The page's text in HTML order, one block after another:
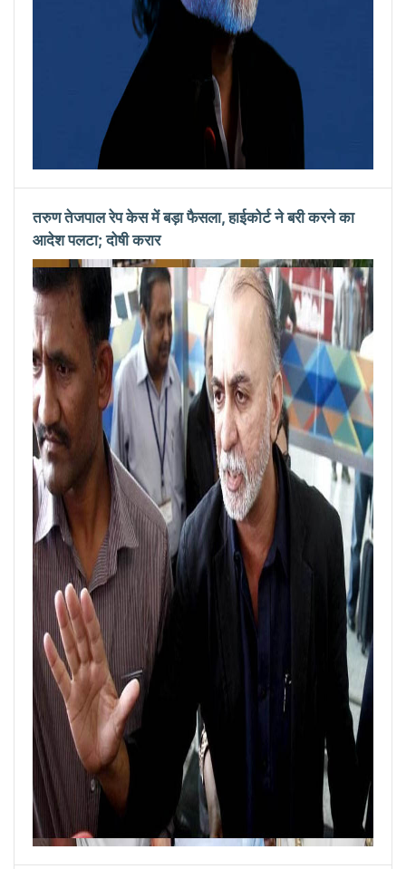
तरुण तेजपाल रेप केस में बड़ा फैसला, हाईकोर्ट ने बरी करने का
आदेश पलटा; दोषी करार